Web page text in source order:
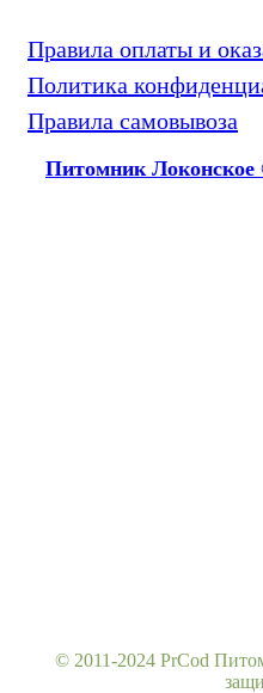
Правила оплаты и
Политика
Правила самовывоза
Питомник Локонское
© 2011-2024 PrCod